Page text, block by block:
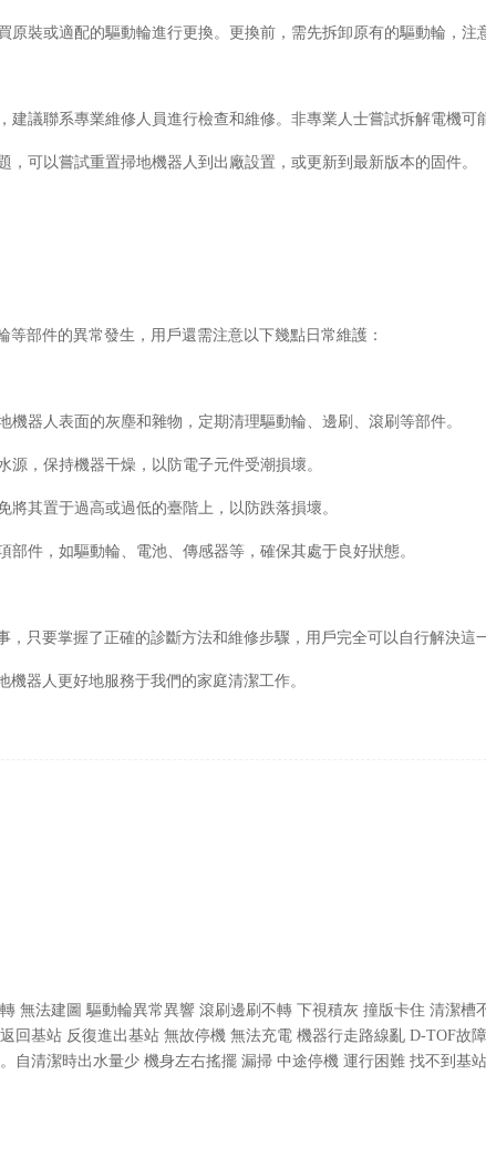
裝或適配的驅動輪進行更換。更換前，需先拆卸原有的驅動輪，注
議聯系專業維修人員進行檢查和維修。非專業人士嘗試拆解電機可
可以嘗試重置掃地機器人到出廠設置，或更新到最新版本的固件。
部件的異常發生，用戶還需注意以下幾點日常維護：
器人表面的灰塵和雜物，定期清理驅動輪、邊刷、滾刷等部件。
，保持機器干燥，以防電子元件受潮損壞。
其置于過高或過低的臺階上，以防跌落損壞。
件，如驅動輪、電池、傳感器等，確保其處于良好狀態。
，只要掌握了正確的診斷方法和維修步驟，用戶完全可以自行解決這
器人更好地服務于我們的家庭清潔工作。
無法建圖 驅動輪異常異響 滾刷邊刷不轉 下視積灰 撞版卡住 清潔槽
回基站 反復進出基站 無故停機 無法充電 機器行走路線亂 D-TOF故
自清潔時出水量少 機身左右搖擺 漏掃 中途停機 運行困難 找不到基